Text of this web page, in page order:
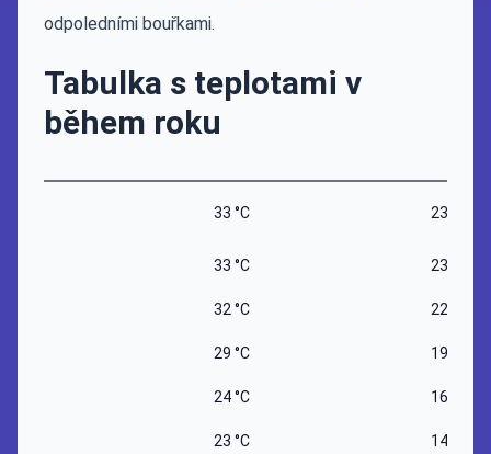
odpoledními bouřkami.
Tabulka s teplotami v
během roku
33 °C 23 °C
33 °C 23 °C
32 °C 22 °C
29 °C 19 °C
24 °C 16 °C
23 °C 14 °C